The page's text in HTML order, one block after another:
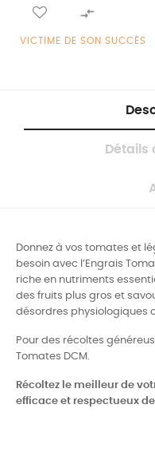

VICTIME DE SON SUCCÈS
Détails
Donnez à vos tomates et
besoin avec l’Engrais
riche en nutriments
des fruits plus gros et
désordres physiologiques
Pour des récoltes
Tomates DCM.
Récoltez le meilleur de
efficace et respectueux